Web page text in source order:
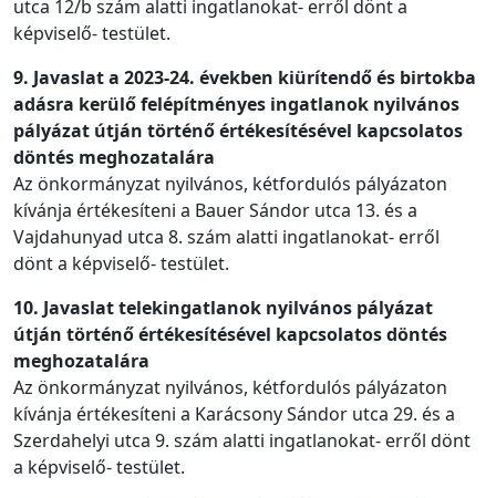
utca 12/b szám alatti ingatlanokat- erről dönt a
képviselő- testület.
9. Javaslat a 2023-24. években kiürítendő és birtokba
adásra kerülő felépítményes ingatlanok nyilvános
pályázat útján történő értékesítésével kapcsolatos
döntés meghozatalára
Az önkormányzat nyilvános, kétfordulós pályázaton
kívánja értékesíteni a Bauer Sándor utca 13. és a
Vajdahunyad utca 8. szám alatti ingatlanokat- erről
dönt a képviselő- testület.
10. Javaslat telekingatlanok nyilvános pályázat
útján történő értékesítésével kapcsolatos döntés
meghozatalára
Az önkormányzat nyilvános, kétfordulós pályázaton
kívánja értékesíteni a Karácsony Sándor utca 29. és a
Szerdahelyi utca 9. szám alatti ingatlanokat- erről dönt
a képviselő- testület.